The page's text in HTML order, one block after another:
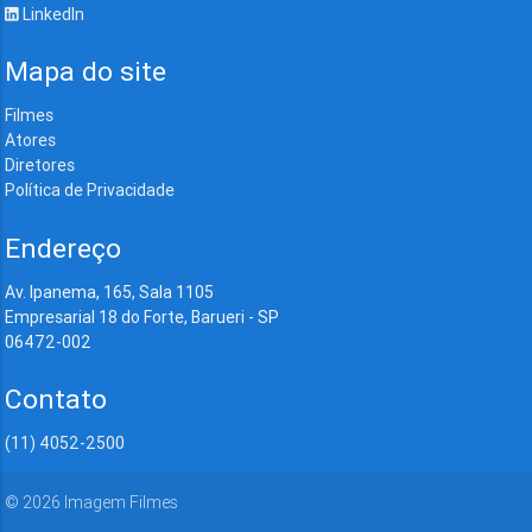
LinkedIn
Mapa do site
Filmes
Atores
Diretores
Política de Privacidade
Endereço
Av. Ipanema, 165, Sala 1105
Empresarial 18 do Forte, Barueri - SP
06472-002
Contato
(11) 4052-2500
© 2026 Imagem Filmes